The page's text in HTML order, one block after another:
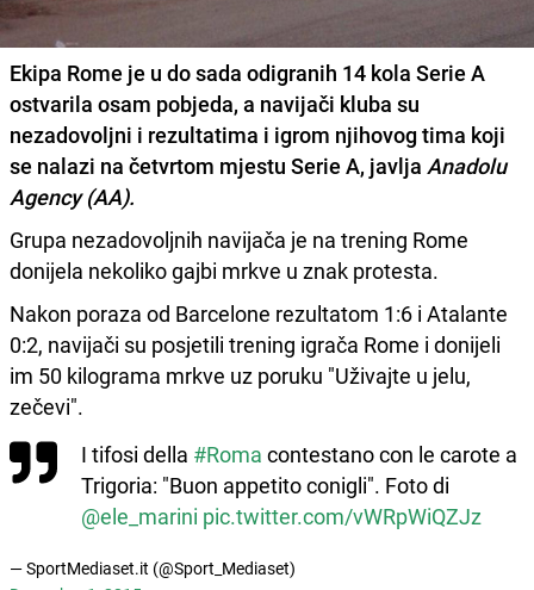
Ekipa Rome je u do sada odigranih 14 kola Serie A
ostvarila osam pobjeda, a navijači kluba su
nezadovoljni i rezultatima i igrom njihovog tima koji
se nalazi na četvrtom mjestu Serie A, javlja Anadolu
Agency (AA).
Grupa nezadovoljnih navijača je na trening Rome
donijela nekoliko gajbi mrkve u znak protesta.
Nakon poraza od Barcelone rezultatom 1:6 i Atalante
0:2, navijači su posjetili trening igrača Rome i donijeli
im 50 kilograma mrkve uz poruku "Uživajte u jelu,
zečevi".
I tifosi della #Roma contestano con le carote a
Trigoria: "Buon appetito conigli". Foto di
@ele_marini pic.twitter.com/vWRpWiQZJz
— SportMediaset.it (@Sport_Mediaset)